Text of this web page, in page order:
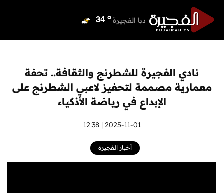
دبا الفجيرة 34 o
38 o
راس الخيمة 38 o
الفجيرة o
نادي الفجيرة للشطرنج والثقافة.. تحفة
معمارية مصممة لتحفيز لاعبي الشطرنج على
الإبداع في رياضة الأذكياء
2025-11-01 | 12:38
أخبار الفجيرة